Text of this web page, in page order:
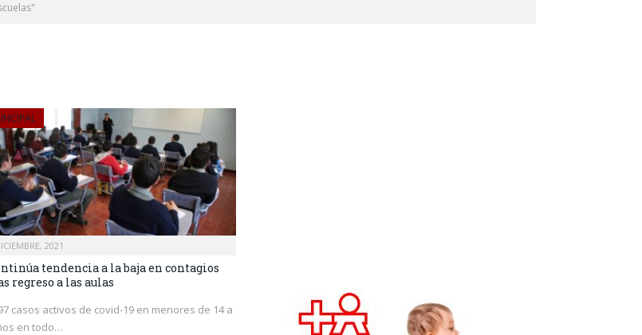
2021
tendencia a la baja en contagios
regreso a las aulas
casos activos de covid-19 en menores de 14 a
en todo…